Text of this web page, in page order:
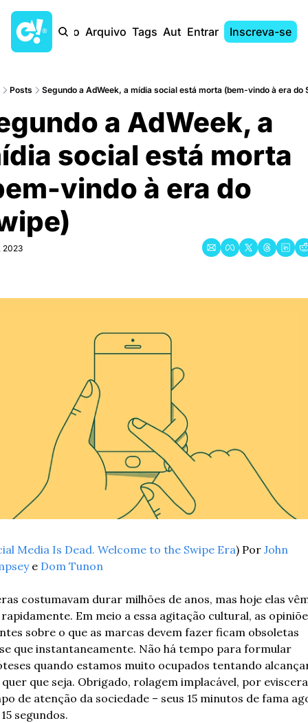
Início Arquivo Tags AutoresEntrar Inscreva-se
Posts Segundo a AdWeek, a mídia social está morta (bem-vindo à era do
a AdWeek, a
social está morta
vindo à era do
2023
Media Is Dead. Welcome to the Swipe Era) Por John
e Dom Tunon
costumavam durar milhões de anos, mas hoje elas
Em meio a essa agitação cultural, as
sobre o que as marcas devem fazer ficam obsoletas
que instantaneamente. Não há tempo para formular
quando estamos muito ocupados tentando
que seja. Obrigado, rolagem implacável, por
de atenção da sociedade – seus 15 minutos de fama
segundos.